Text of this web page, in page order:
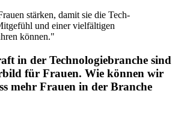
stärken, damit sie die Tech-
und einer vielfältigen
können."
in der Technologiebranche sind
für Frauen. Wie können wir
mehr Frauen in der Branche